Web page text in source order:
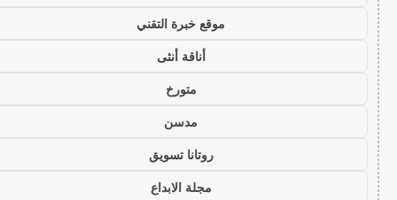
موقع خبرة التقني
أناقة أنثى
متورخ
مدسن
روتانا تسويق
مجلة الابداع